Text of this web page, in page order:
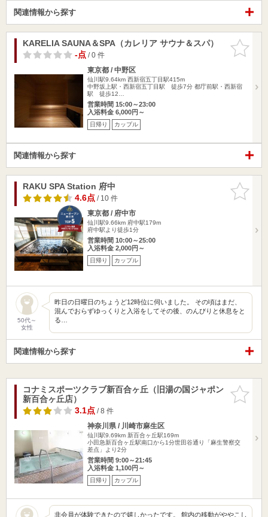
関連情報から探す
お気に入
りに追加
KARELIA SAUNA＆SPA（カレリア サウナ＆スパ）
-点/ 0 件
東京都 / 中野区
仙川駅9.64km 西新宿五丁目駅415m
中野坂上駅・西新宿五丁目駅 徒歩7分 都庁前駅・西新宿
駅 徒歩12…
営業時間 15:00～23:00
入浴料金 6,000円～
日帰り カップル
関連情報から探す
お気に入
りに追加
RAKU SPA Station 府中
4.6点/ 10 件
東京都 / 府中市
仙川駅9.66km 府中駅179m
府中駅より徒歩1分
営業時間 10:00～25:00
入浴料金 2,000円～
日帰り カップル
50代～
女性
昨日の日曜日のちょうど12時位に伺いました。 その頃はまだ、
混んでおらずゆっくりと入浴をしてその後、のんびりと休息をと
る…
関連情報から探す
お気に入
りに追加
コナミスポーツクラブ新百合ヶ丘（旧湯の国ジャポン
新百合ヶ丘店）
3.1点/ 8 件
神奈川県 / 川崎市麻生区
仙川駅9.69km 新百合ヶ丘駅169m
小田急新百合ヶ丘駅南口から1分世田谷通り「麻生警察交
差点」より2分
営業時間 9:00～21:45
入浴料金 1,100円～
日帰り カップル
非会員が体験できたので嬉しかったです。 館内の移動がややこし